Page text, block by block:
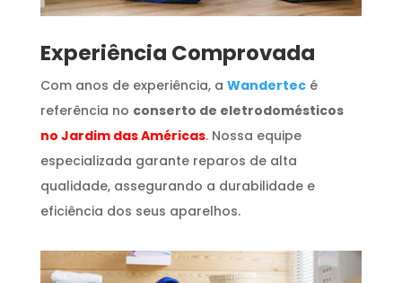
​Experiência Comprovada
Com anos de experiência, a Wandertecé
referência no conserto de eletrodomésticos
no Jardim das Américas. Nossa equipe
especializada garante reparos de alta
qualidade, assegurando a durabilidade e
eficiência dos seus aparelhos.